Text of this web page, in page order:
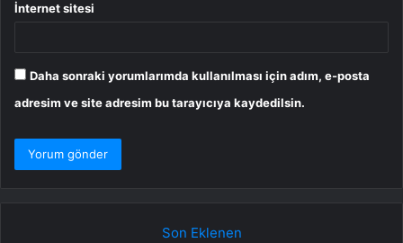
İnternet sitesi
Daha sonraki yorumlarımda kullanılması için adım, e-posta
adresim ve site adresim bu tarayıcıya kaydedilsin.
Son Eklenen